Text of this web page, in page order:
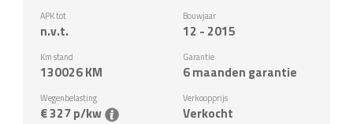
APK tot
n.v.t.
Bouwjaar
12 - 2015
Km stand
130026KM
Garantie
6 maanden garantie
Wegenbelasting
€ 327 p/kw
Verkoopprijs
Verkocht